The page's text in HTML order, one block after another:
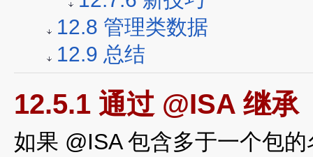
12.8 管理类数据
12.9 总结
12.5.1 通过 @ISA 继承
如果 @ISA 包含多于一个包